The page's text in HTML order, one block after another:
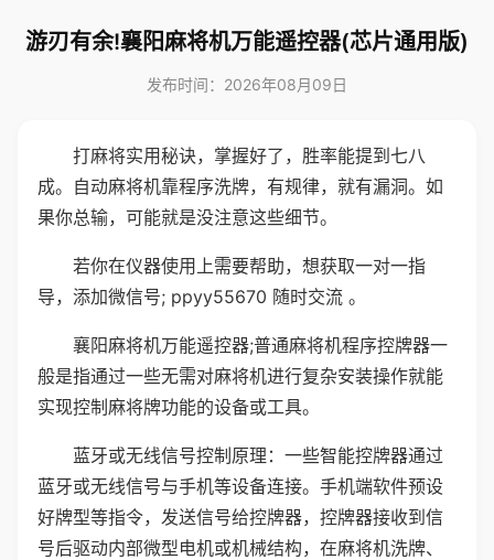
游刃有余!襄阳麻将机万能遥控器(芯片通用版)
发布时间：2026年08月09日
打麻将实用秘诀，掌握好了，胜率能提到七八
成。自动麻将机靠程序洗牌，有规律，就有漏洞。如
果你总输，可能就是没注意这些细节。
若你在仪器使用上需要帮助，想获取一对一指
导，添加微信号; ppyy55670 随时交流 。
襄阳麻将机万能遥控器;普通麻将机程序控牌器一
般是指通过一些无需对麻将机进行复杂安装操作就能
实现控制麻将牌功能的设备或工具。
蓝牙或无线信号控制原理：一些智能控牌器通过
蓝牙或无线信号与手机等设备连接。手机端软件预设
好牌型等指令，发送信号给控牌器，控牌器接收到信
号后驱动内部微型电机或机械结构，在麻将机洗牌、